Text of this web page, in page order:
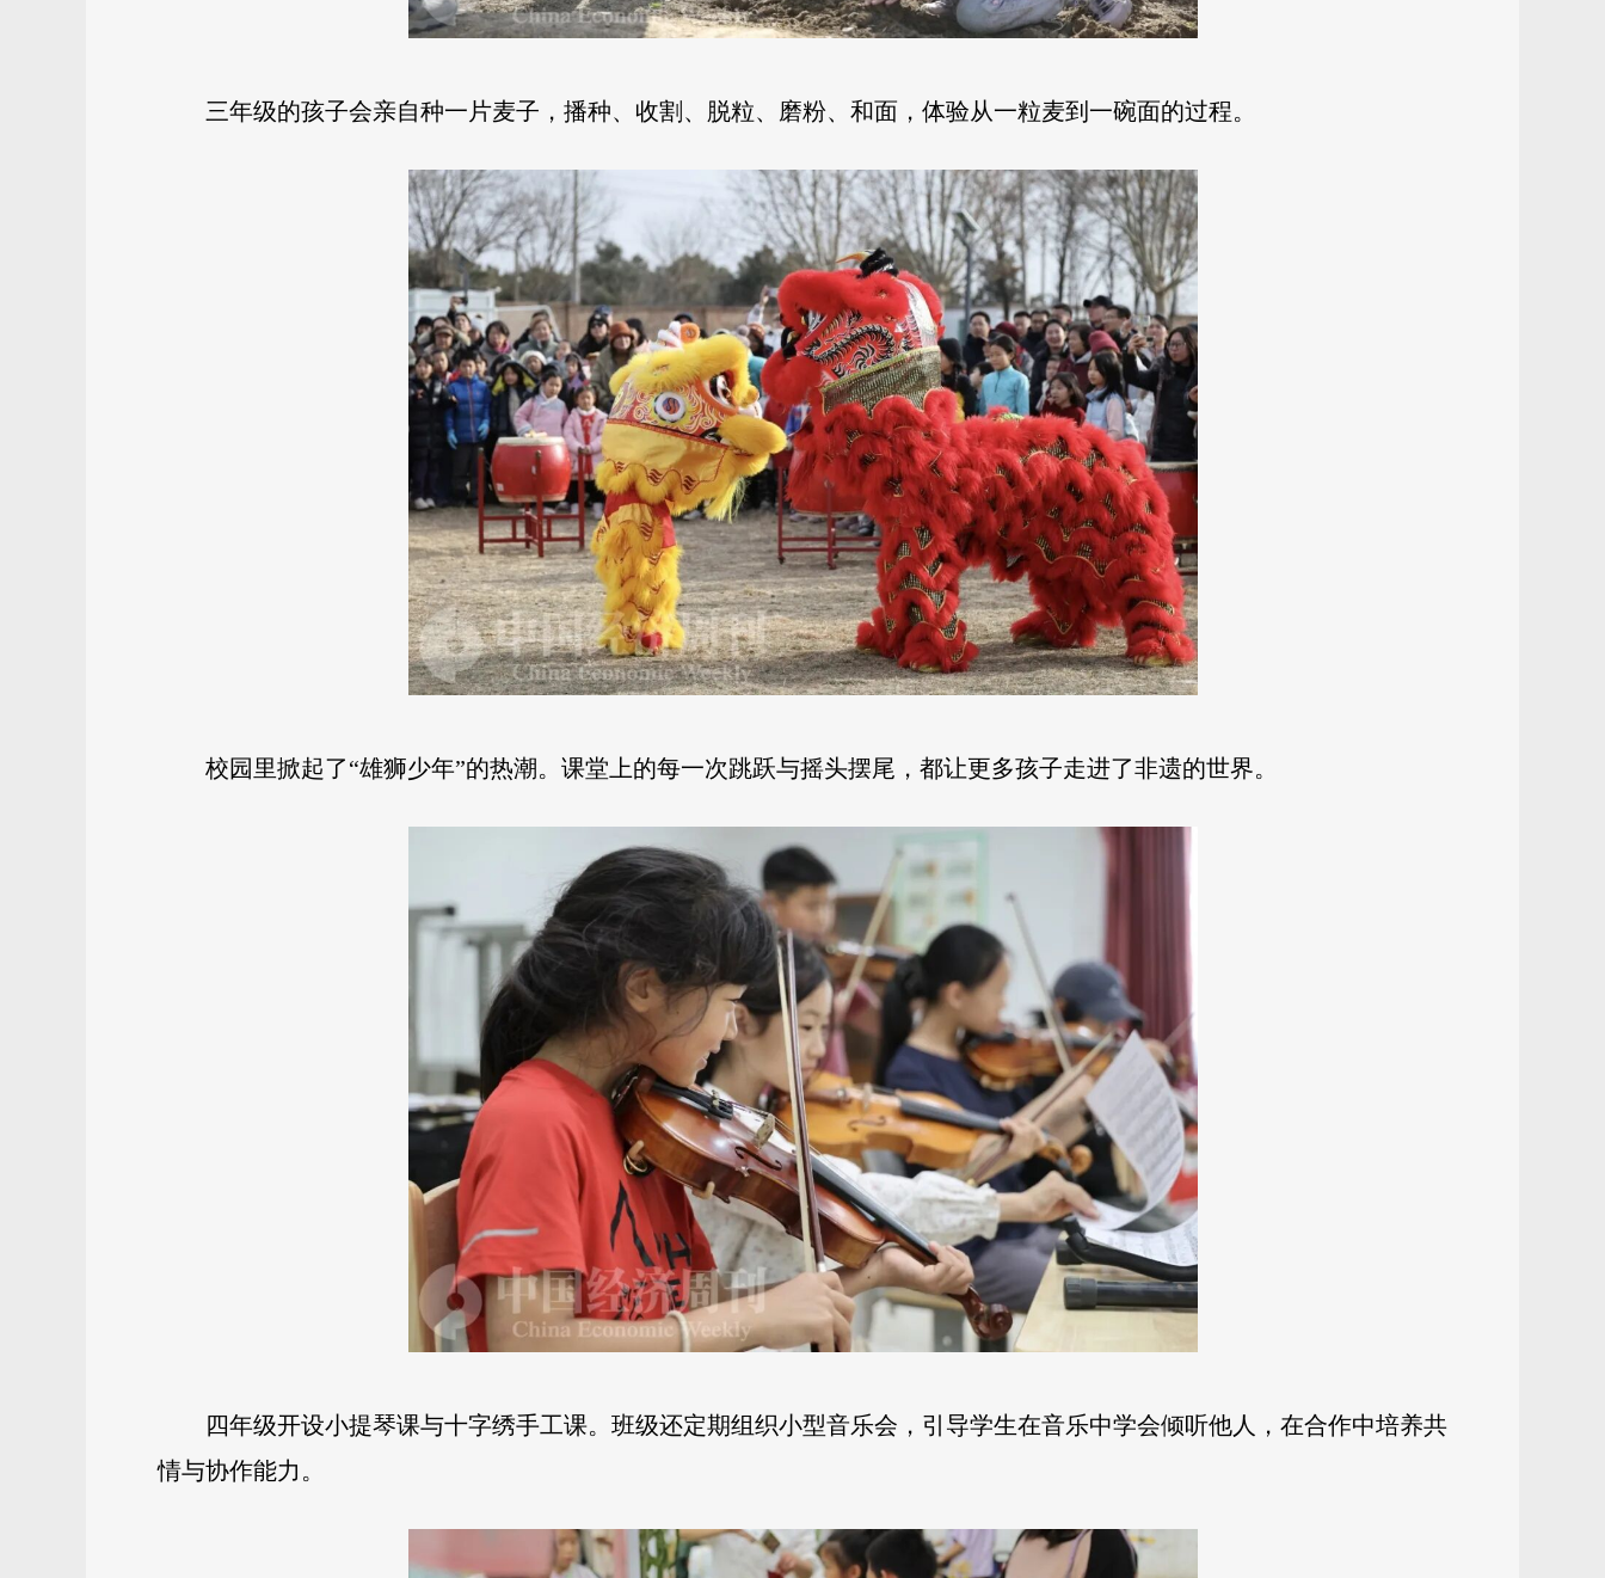
三年级的孩子会亲自种一片麦子，播种、收割、脱粒、磨粉、和面，体验从一粒麦到一碗面的过程。
校园里掀起了“雄狮少年”的热潮。课堂上的每一次跳跃与摇头摆尾，都让更多孩子走进了非遗的世界。
四年级开设小提琴课与十字绣手工课。班级还定期组织小型音乐会，引导学生在音乐中学会倾听他人，在合作中培养共
情与协作能力。